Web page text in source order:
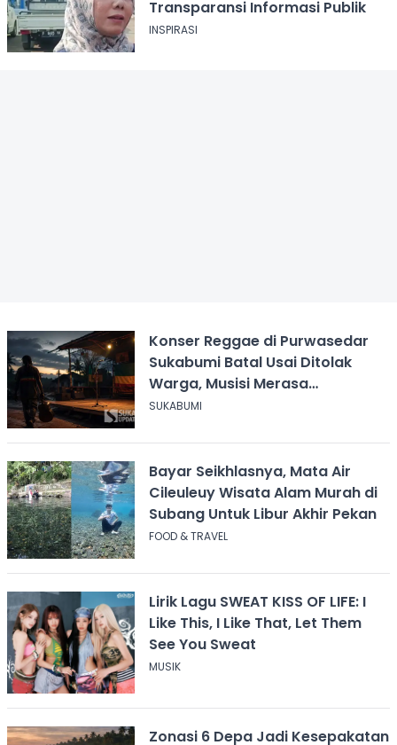
Transparansi Informasi Publik
INSPIRASI
Konser Reggae di Purwasedar
Sukabumi Batal Usai Ditolak
Warga, Musisi Merasa
Didiskreditkan
SUKABUMI
Bayar Seikhlasnya, Mata Air
Cileuleuy Wisata Alam Murah di
Subang Untuk Libur Akhir Pekan
FOOD & TRAVEL
Lirik Lagu SWEAT KISS OF LIFE: I
Like This, I Like That, Let Them
See You Sweat
MUSIK
Zonasi 6 Depa Jadi Kesepakatan